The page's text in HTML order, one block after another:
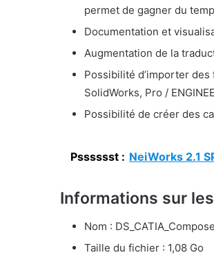
permet de gagner du
Documentation et
Augmentation de la
Possibilité d’importer des
SolidWorks, Pro /
Possibilité de créer des
Psssssst : NeiWorks 2.1
Informations sur
Nom :
Taille du fichier : 1,08 Go